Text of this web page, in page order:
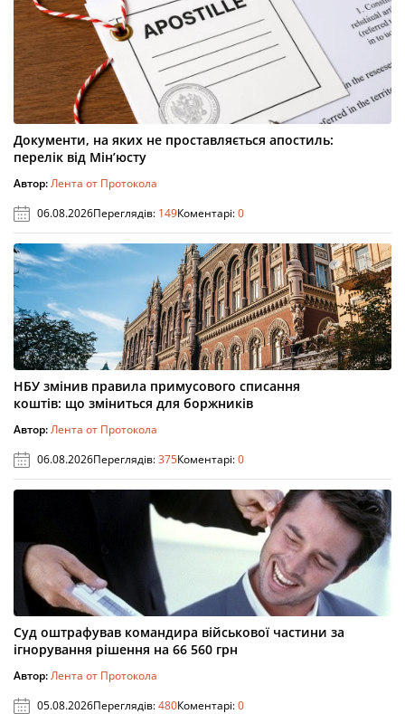
Документи, на яких не проставляється апостиль:
перелік від Мін’юсту
Автор:Лента от Протокола
06.08.2026Переглядів: 149Коментарі:0
НБУ змінив правила примусового списання
коштів: що зміниться для боржників
Автор:Лента от Протокола
06.08.2026Переглядів:375Коментарі:0
Суд оштрафував командира військової частини за
ігнорування рішення на 66 560 грн
Автор:Лента от Протокола
05.08.2026Переглядів:480Коментарі:0